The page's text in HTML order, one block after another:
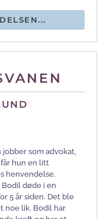
jobber som advokat,
hun en litt
henvendelse.
døde i en
5 år siden. Det ble
noe lik. Bodil har